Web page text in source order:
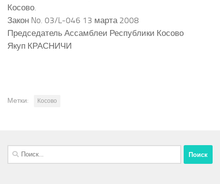
Косово.
Закон No. 03/L-046 13 марта 2008
Председатель Ассамблеи Республики Косово
Якуп КРАСНИЧИ
Метки: Косово
Найти: